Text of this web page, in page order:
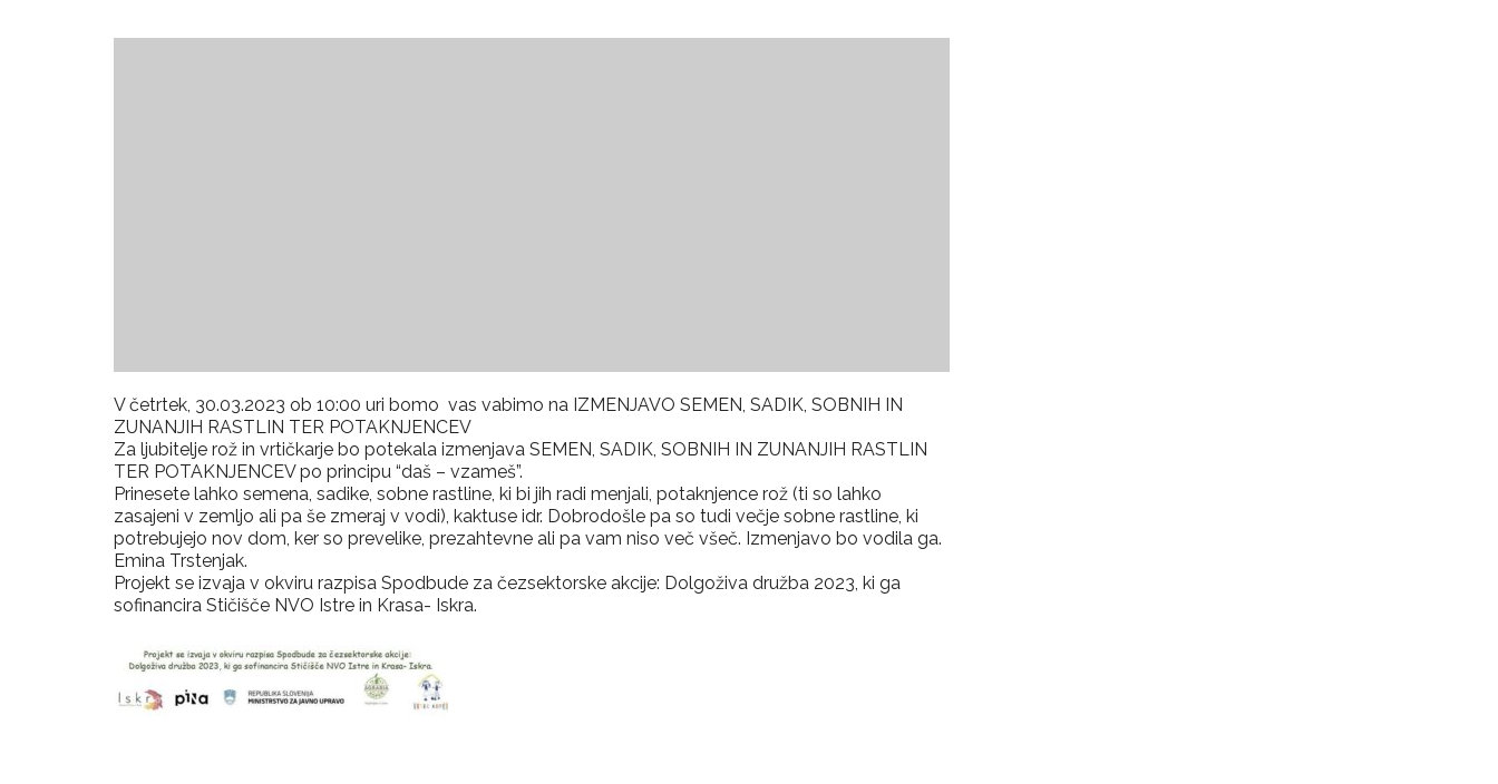
V četrtek, 30.03.2023 ob 10:00 uri bomo vas vabimo na IZMENJAVO SEMEN, SADIK, SOBNIH IN
ZUNANJIH RASTLIN TER POTAKNJENCEV
Za ljubitelje rož in vrtičkarje bo potekala izmenjava SEMEN, SADIK, SOBNIH IN ZUNANJIH RASTLIN
TER POTAKNJENCEV po principu “daš – vzameš”.
Prinesete lahko semena, sadike, sobne rastline, ki bi jih radi menjali, potaknjence rož (ti so lahko
zasajeni v zemljo ali pa še zmeraj v vodi), kaktuse idr. Dobrodošle pa so tudi večje sobne rastline, ki
potrebujejo nov dom, ker so prevelike, prezahtevne ali pa vam niso več všeč. Izmenjavo bo vodila ga.
Emina Trstenjak.
Projekt se izvaja v okviru razpisa Spodbude za čezsektorske akcije: Dolgoživa družba 2023, ki ga
sofinancira Stičišče NVO Istre in Krasa- Iskra.